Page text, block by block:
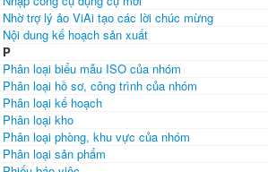
Nhờ trợ lý ảo ViAi tạo các lời chúc mừng
Nội dung kế hoạch sản xuất
P
Phân loại biểu mẫu ISO của nhóm
Phân loại hồ sơ, công trình của nhóm
Phân loại kế hoạch
Phân loại kho
Phân loại phòng, khu vực của nhóm
Phân loại sản phẩm